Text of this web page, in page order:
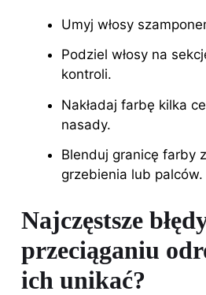
Umyj włosy
Podziel włosy na
kontroli.
Nakładaj farbę kilka
nasady.
Blenduj granicę farby
grzebienia lub palców.
Najczęstsze
przeciąganiu
ich unikać?